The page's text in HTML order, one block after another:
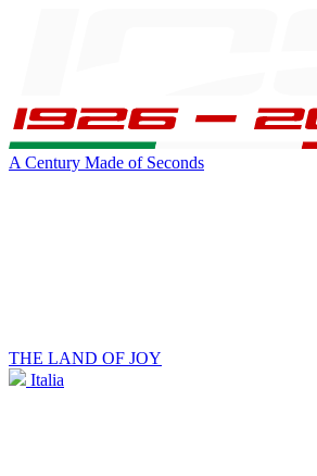
A Century Made of Seconds
THE LAND OF JOY
Italia